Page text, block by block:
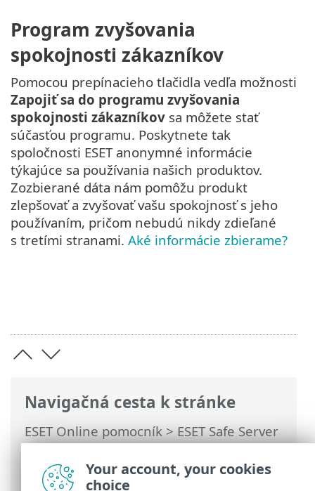
Navigačná cesta k stránke
ESET Online pomocník>ESET Safe Server
>Práca s programom ESET Safe Server>
Rozšírené nastavenia> Nastavenia
ochrany osobných údajov
Program zvyšovania
spokojnosti zákazníkov
Pomocou prepínacieho tlačidla vedľa možnosti
Zapojiť sa do programu zvyšovania
spokojnosti zákazníkov sa môžete stať
súčasťou programu. Poskytnete tak
spoločnosti ESET anonymné informácie
týkajúce sa používania našich produktov.
Zozbierané dáta nám pomôžu produkt
zlepšovať a zvyšovať vašu spokojnosť s jeho
používaním, pričom nebudú nikdy zdieľané
s tretími stranami. Aké informácie zbierame?
Your account, your cookies
choice